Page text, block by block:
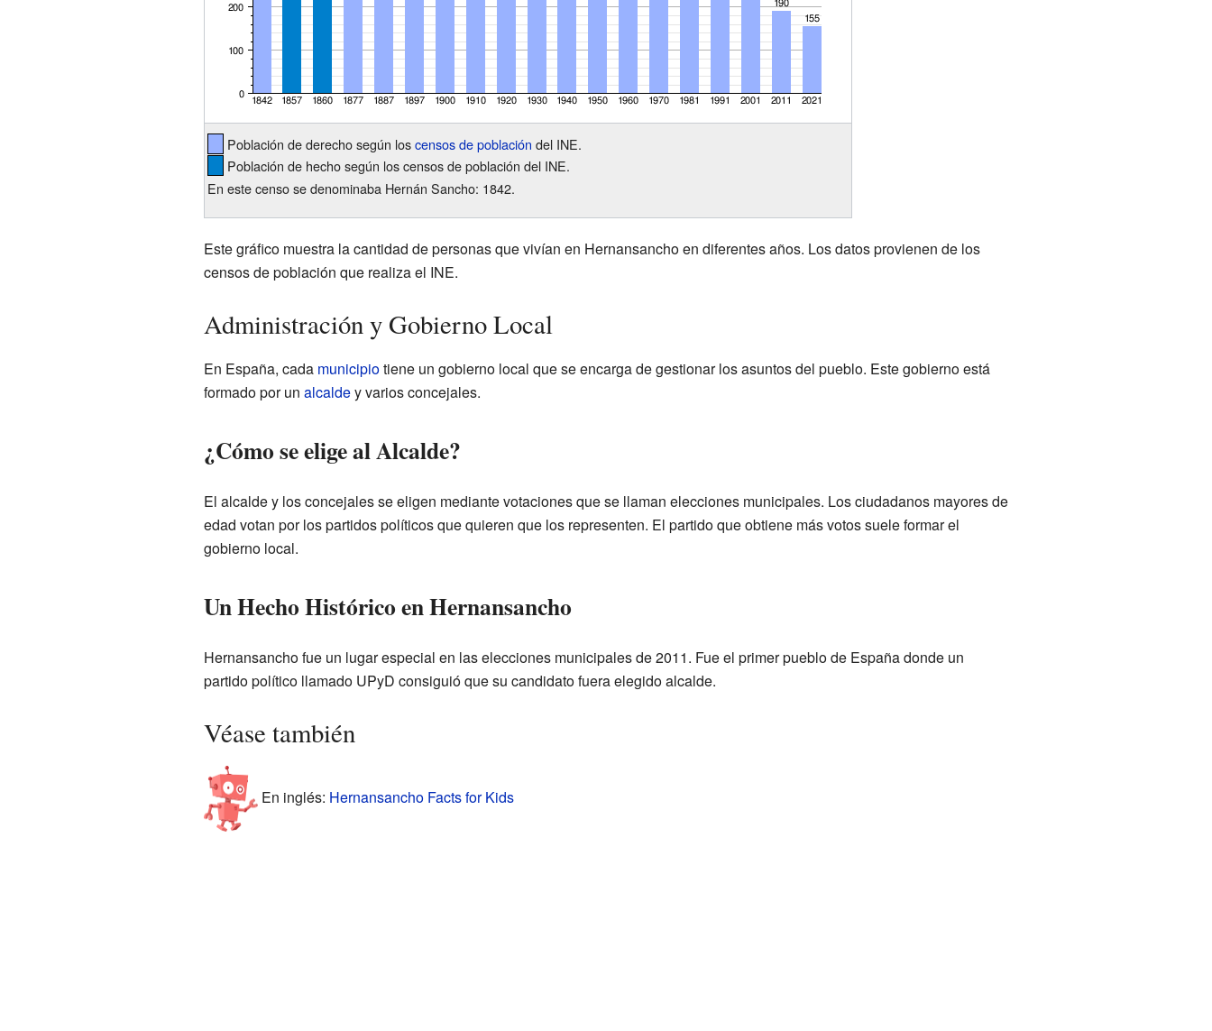
Población de derecho según loscensos de población del INE.
Población de hecho según los censos de población del INE.
En este censo se denominaba Hernán Sancho: 1842.
Este gráfico muestra la cantidad de personas que vivían en Hernansancho en diferentes años. Los datos provienen de los
censos de población que realiza el INE.
Administración y Gobierno Local
En España, cada municipiotiene un gobierno local que se encarga de gestionar los asuntos del pueblo. Este gobierno está
formado por un alcaldey varios concejales.
¿Cómo se elige al Alcalde?
El alcalde y los concejales se eligen mediante votaciones que se llaman elecciones municipales. Los ciudadanos mayores de
edad votan por los partidos políticos que quieren que los representen. El partido que obtiene más votos suele formar el
gobierno local.
Un Hecho Histórico en Hernansancho
Hernansancho fue un lugar especial en las elecciones municipales de 2011. Fue el primer pueblo de España donde un
partido político llamado UPyD consiguió que su candidato fuera elegido alcalde.
Véase también
En inglés: Hernansancho Facts for Kids